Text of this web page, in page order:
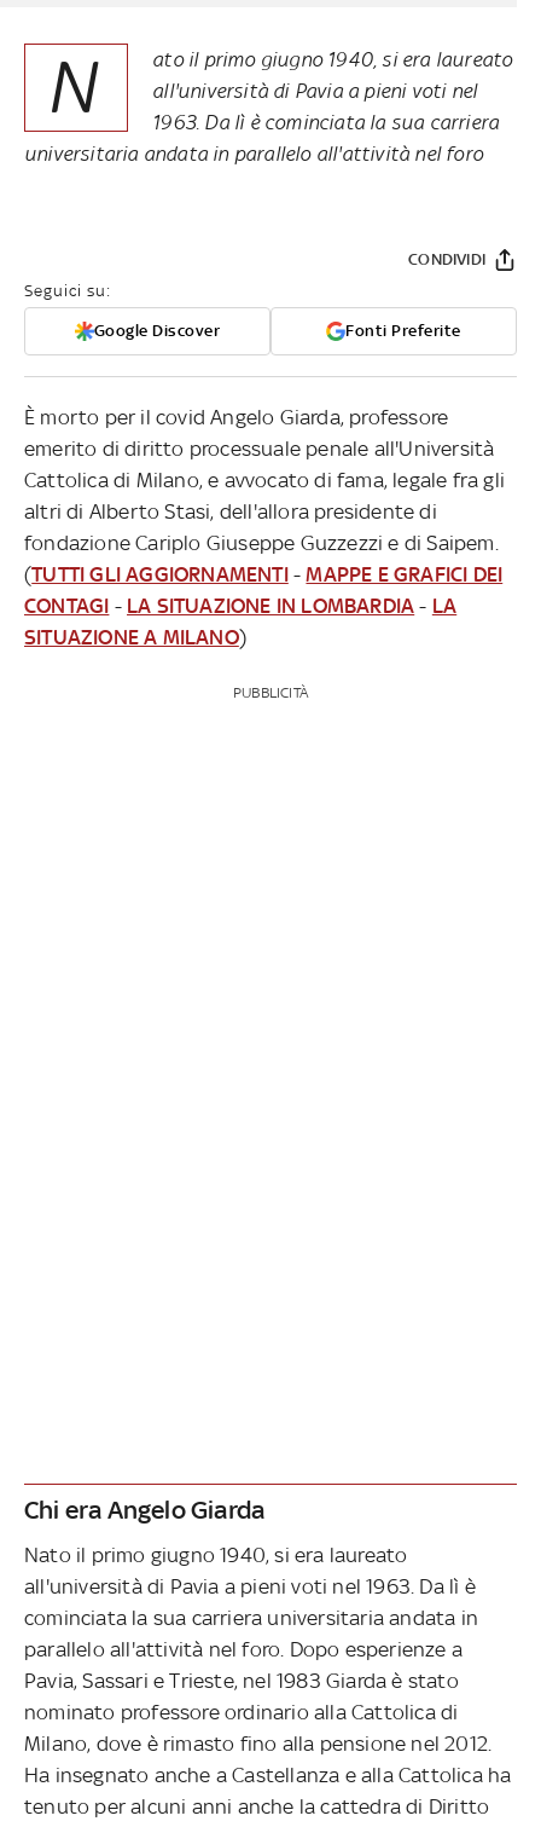
N
ato il primo giugno 1940, si era laureato
all'università di Pavia a pieni voti nel
1963. Da lì è cominciata la sua carriera
universitaria andata in parallelo all'attività nel foro
Seguici su:
Google Discover Fonti Preferite
CONDIVIDI
È morto per il covid Angelo Giarda, professore
emerito di diritto processuale penale all'Università
Cattolica di Milano, e avvocato di fama, legale fra gli
altri di Alberto Stasi, dell'allora presidente di
fondazione Cariplo Giuseppe Guzzezzi e di Saipem.
(TUTTI GLI AGGIORNAMENTI-MAPPE E GRAFICI DEI
CONTAGI - LA SITUAZIONE IN LOMBARDIA - LA
SITUAZIONE A MILANO)
PUBBLICITÀ
Chi era Angelo Giarda
Nato il primo giugno 1940, si era laureato
all'università di Pavia a pieni voti nel 1963. Da lì è
cominciata la sua carriera universitaria andata in
parallelo all'attività nel foro. Dopo esperienze a
Pavia, Sassari e Trieste, nel 1983 Giarda è stato
nominato professore ordinario alla Cattolica di
Milano, dove è rimasto fino alla pensione nel 2012.
Ha insegnato anche a Castellanza e alla Cattolica ha
tenuto per alcuni anni anche la cattedra di Diritto